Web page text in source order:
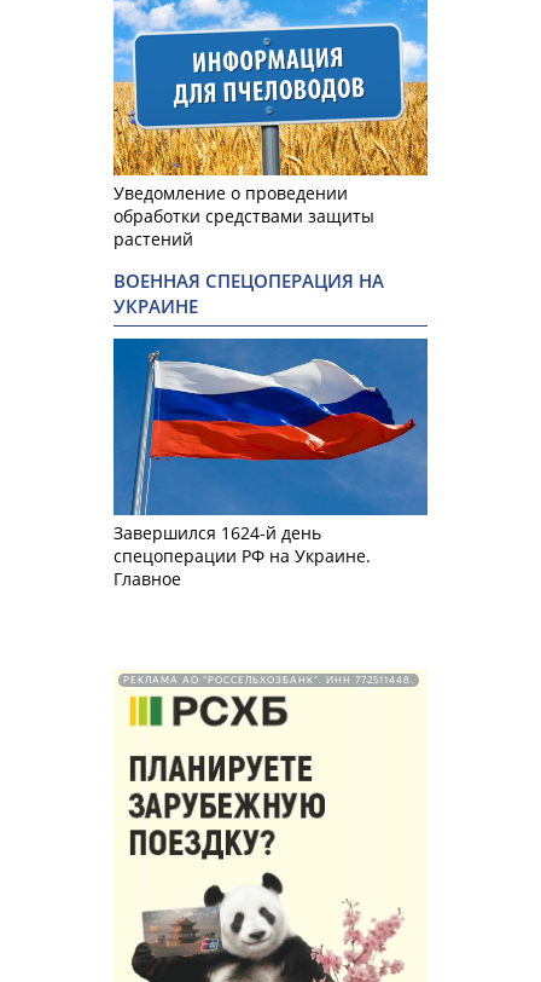
Уведомление о проведении
обработки средствами защиты
растений
ВОЕННАЯ СПЕЦОПЕРАЦИЯ НА
УКРАИНЕ
Завершился 1624-й день
спецоперации РФ на Украине.
Главное
РЕКЛАМА АО "РОССЕЛЬХОЗБАНК". ИНН 772511448.